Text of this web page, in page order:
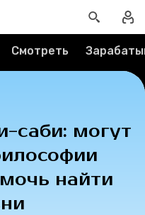
Смотреть
саби: могут
найти